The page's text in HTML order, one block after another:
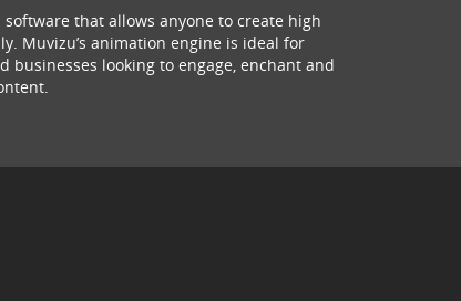
that allows anyone to create high
Muvizu’s animation engine is ideal for
businesses looking to engage, enchant and